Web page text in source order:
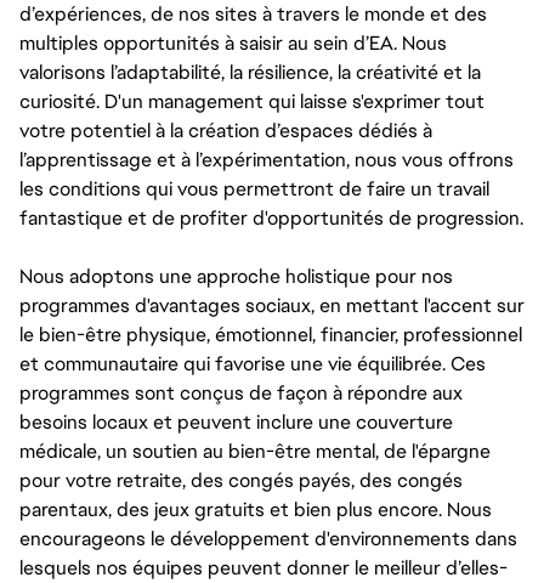
d’expériences, de nos sites à travers le monde et des
multiples opportunités à saisir au sein d’EA. Nous
valorisons l’adaptabilité, la résilience, la créativité et la
curiosité. D'un management qui laisse s'exprimer tout
votre potentiel à la création d’espaces dédiés à
l’apprentissage et à l’expérimentation, nous vous offrons
les conditions qui vous permettront de faire un travail
fantastique et de profiter d'opportunités de progression.
Nous adoptons une approche holistique pour nos
programmes d'avantages sociaux, en mettant l'accent sur
le bien-être physique, émotionnel, financier, professionnel
et communautaire qui favorise une vie équilibrée. Ces
programmes sont conçus de façon à répondre aux
besoins locaux et peuvent inclure une couverture
médicale, un soutien au bien-être mental, de l'épargne
pour votre retraite, des congés payés, des congés
parentaux, des jeux gratuits et bien plus encore. Nous
encourageons le développement d'environnements dans
lesquels nos équipes peuvent donner le meilleur d’elles-